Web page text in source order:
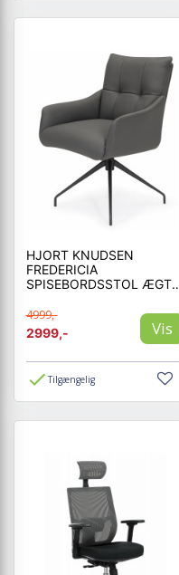
HJORT KNUDSEN
FREDERICIA
SPISEBORDSSTOL ÆGTE
4999,-
2999,-
Vis
Tilgængelig